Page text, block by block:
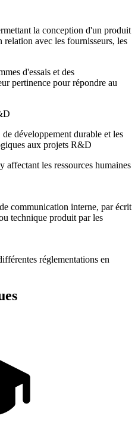
la conception d'un produit
avec les fournisseurs, les
d'essais et des
pertinence pour répondre au
développement durable et les
aux projets R&D
les ressources humaines
communication interne, par écrit
technique produit par les
réglementations en